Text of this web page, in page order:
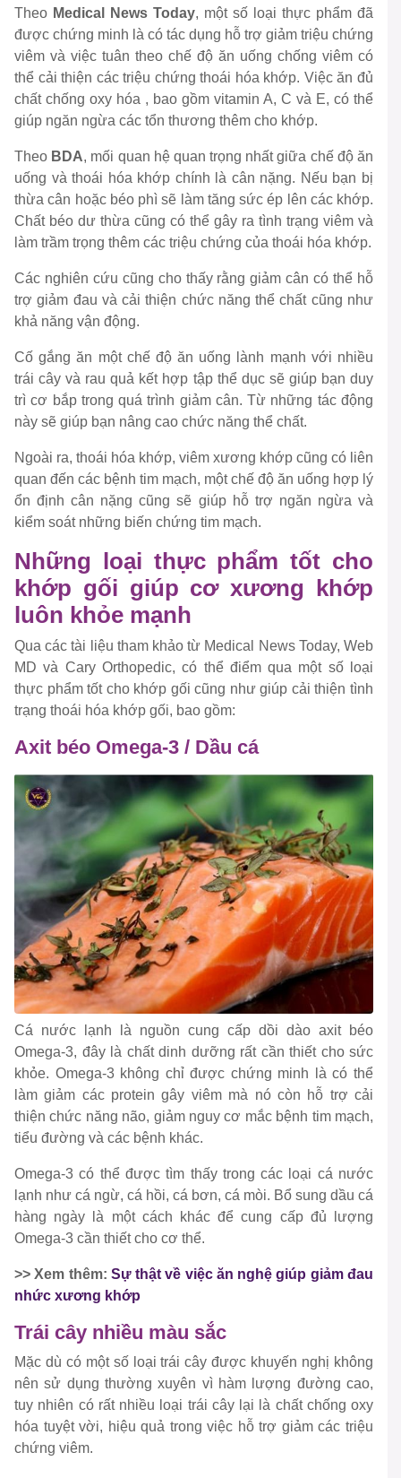
Theo Medical News Today, một số loại thực phẩm đã
được chứng minh là có tác dụng hỗ trợ giảm triệu chứng
viêm và việc tuân theo chế độ ăn uống chống viêm có
thể cải thiện các triệu chứng thoái hóa khớp. Việc ăn đủ
chất chống oxy hóa , bao gồm vitamin A, C và E, có thể
giúp ngăn ngừa các tổn thương thêm cho khớp.
Theo BDA, mối quan hệ quan trọng nhất giữa chế độ ăn
uống và thoái hóa khớp chính là cân nặng. Nếu bạn bị
thừa cân hoặc béo phì sẽ làm tăng sức ép lên các khớp.
Chất béo dư thừa cũng có thể gây ra tình trạng viêm và
làm trầm trọng thêm các triệu chứng của thoái hóa khớp.
Các nghiên cứu cũng cho thấy rằng giảm cân có thể hỗ
trợ giảm đau và cải thiện chức năng thể chất cũng như
khả năng vận động.
Cố gắng ăn một chế độ ăn uống lành mạnh với nhiều
trái cây và rau quả kết hợp tập thể dục sẽ giúp bạn duy
trì cơ bắp trong quá trình giảm cân. Từ những tác động
này sẽ giúp bạn nâng cao chức năng thể chất.
Ngoài ra, thoái hóa khớp, viêm xương khớp cũng có liên
quan đến các bệnh tim mạch, một chế độ ăn uống hợp lý
ổn định cân nặng cũng sẽ giúp hỗ trợ ngăn ngừa và
kiểm soát những biến chứng tim mạch.
Những loại thực phẩm tốt cho
khớp gối giúp cơ xương khớp
luôn khỏe mạnh
Qua các tài liệu tham khảo từ Medical News Today, Web
MD và Cary Orthopedic, có thể điểm qua một số loại
thực phẩm tốt cho khớp gối cũng như giúp cải thiện tình
trạng thoái hóa khớp gối, bao gồm:
Axit béo Omega-3 / Dầu cá
Cá nước lạnh là nguồn cung cấp dồi dào axit béo
Omega-3, đây là chất dinh dưỡng rất cần thiết cho sức
khỏe. Omega-3 không chỉ được chứng minh là có thể
làm giảm các protein gây viêm mà nó còn hỗ trợ cải
thiện chức năng não, giảm nguy cơ mắc bệnh tim mạch,
tiểu đường và các bệnh khác.
Omega-3 có thể được tìm thấy trong các loại cá nước
lạnh như cá ngừ, cá hồi, cá bơn, cá mòi. Bổ sung dầu cá
hàng ngày là một cách khác để cung cấp đủ lượng
Omega-3 cần thiết cho cơ thể.
>> Xem thêm: Sự thật về việc ăn nghệ giúp giảm đau
nhức xương khớp
Trái cây nhiều màu sắc
Mặc dù có một số loại trái cây được khuyến nghị không
nên sử dụng thường xuyên vì hàm lượng đường cao,
tuy nhiên có rất nhiều loại trái cây lại là chất chống oxy
hóa tuyệt vời, hiệu quả trong việc hỗ trợ giảm các triệu
chứng viêm.